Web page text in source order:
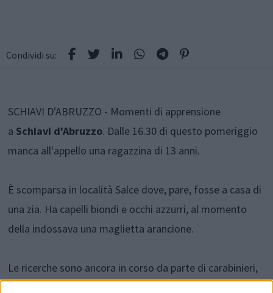
Condividi su:
SCHIAVI D'ABRUZZO - Momenti di apprensione
a Schiavi d'Abruzzo. Dalle 16.30 di questo pomeriggio
manca all'appello una ragazzina di 13 anni.
È scomparsa in località Salce dove, pare, fosse a casa di
una zia. Ha capelli biondi e occhi azzurri, al momento
della indossava una maglietta arancione.
Le ricerche sono ancora in corso da parte di carabinieri,